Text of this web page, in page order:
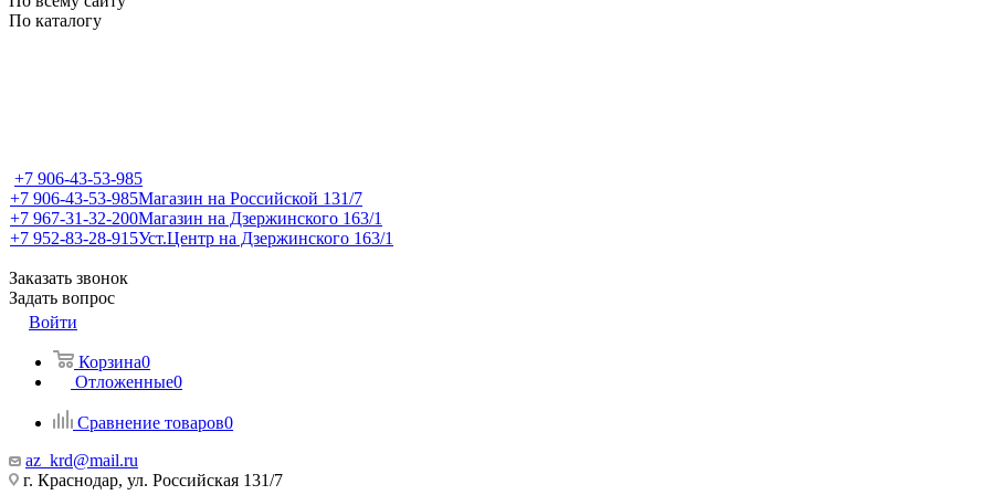
По каталогу
+7 906-43-53-985
+7 906-43-53-985Магазин на Российской 131/7
+7 967-31-32-200Магазин на Дзержинского 163/1
+7 952-83-28-915Уст.Центр на Дзержинского 163/1
Заказать звонок
Задать вопрос
Войти
Корзина0
Отложенные0
Сравнение товаров0
az_krd@mail.ru
г. Краснодар, ул. Российская 131/7